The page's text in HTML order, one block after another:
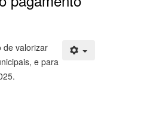
de valorizar
e para